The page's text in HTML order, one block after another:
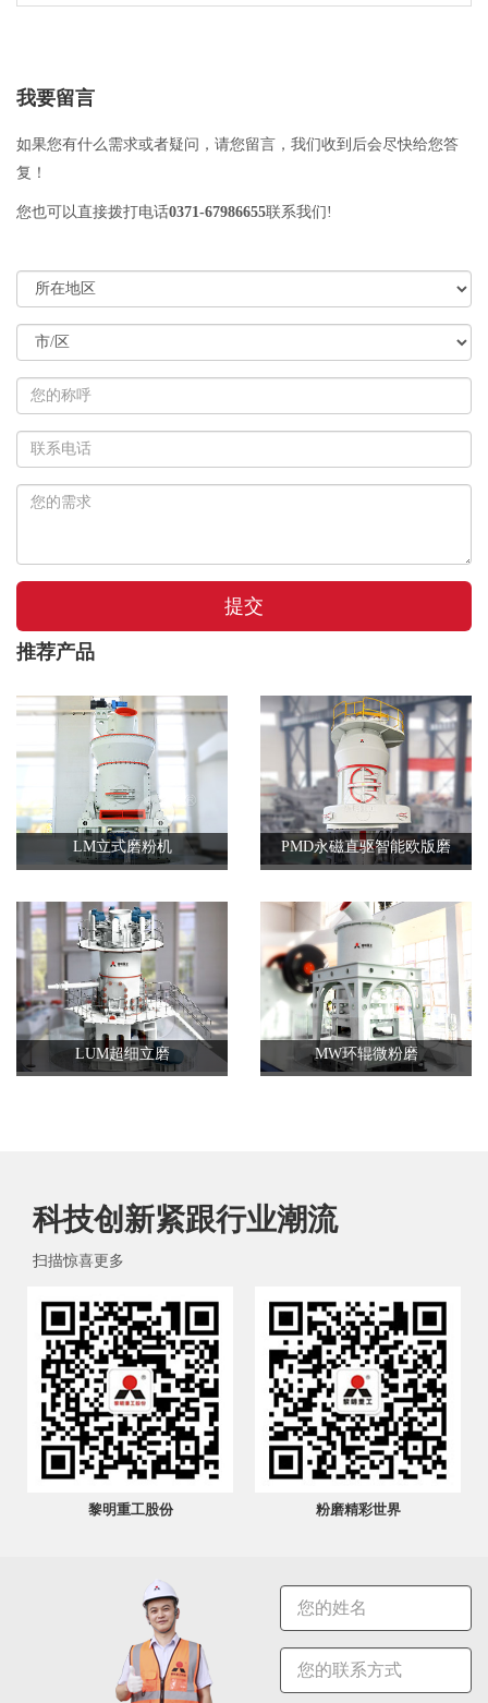
我要留言
如果您有什么需求或者疑问，请您留言，我们收到后会尽快给您答
复！
您也可以直接拨打电话0371-67986655联系我们!
提交
推荐产品
LM立式磨粉机 PMD永磁直驱智能欧版磨
LUM超细立磨 MW环辊微粉磨
科技创新紧跟行业潮流
扫描惊喜更多
黎明重工股份 粉磨精彩世界